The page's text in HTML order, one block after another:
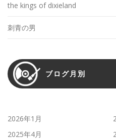
the kings of dixieland
刺青の男
ブログ月別
2026年1月
2025年4月